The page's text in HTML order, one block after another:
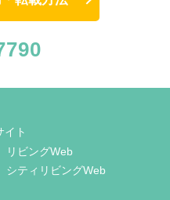
イト
リビングWeb
シティリビングWeb